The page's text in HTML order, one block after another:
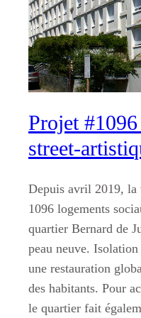
Projet
street-
Depuis avril 2019, la
1096 logements
quartier Bernard de
peau neuve.
une restauration
des habitants. Pour
le quartier fait